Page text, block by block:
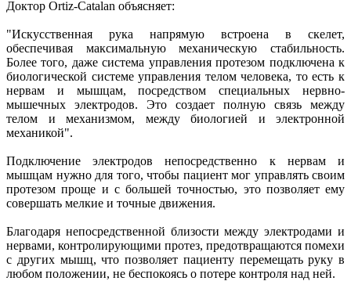
Доктор Ortiz-Catalan объясняет:
"Искусственная рука напрямую встроена в скелет,
обеспечивая максимальную механическую стабильность.
Более того, даже система управления протезом подключена к
биологической системе управления телом человека, то есть к
нервам и мышцам, посредством специальных нервно-
мышечных электродов. Это создает полную связь между
телом и механизмом, между биологией и электронной
механикой".
Подключение электродов непосредственно к нервам и
мышцам нужно для того, чтобы пациент мог управлять своим
протезом проще и с большей точностью, это позволяет ему
совершать мелкие и точные движения.
Благодаря непосредственной близости между электродами и
нервами, контролирующими протез, предотвращаются помехи
с других мышц, что позволяет пациенту перемещать руку в
любом положении, не беспокоясь о потере контроля над ней.